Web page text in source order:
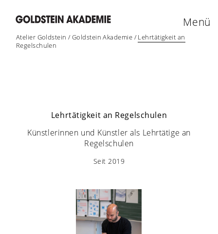
Atelier Goldstein /Goldstein Akademie /Lehrtätigkeit an
Regelschulen
Menü
Lehrtätigkeit an Regelschulen
Künstlerinnen und Künstler als Lehrtätige an
Regelschulen
Seit 2019